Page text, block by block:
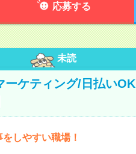
応募する
未読
ーケティング/日払いOK
しやすい職場！